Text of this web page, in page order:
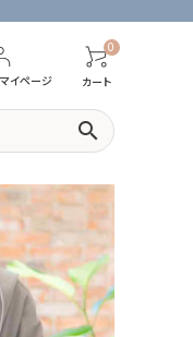
イページ
0
カート
search